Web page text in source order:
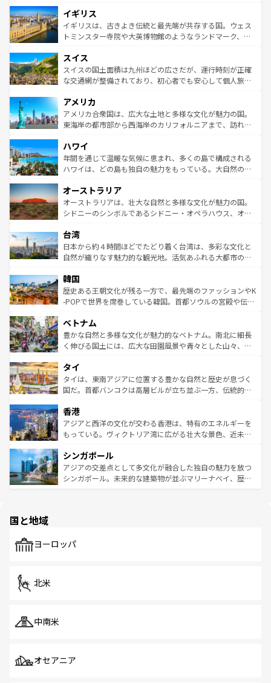
いる。シャンパンの発祥地であるランス、プロヴァンスの
香り高いラベンダー畑など、多彩な楽しみ方が可能だ。さ
らに、パリ以外の地域にも魅力が溢れており、どの街角に
れる地方に足を運ぶとそれぞれで全く異なる文化を体験で
きるだろう。 なお、新着のフランス情報はコンテンツ一覧
を参照してほしい。
顔を持つこの国は、どこを歩いても飽きることがない。ベ
ルリンの文化的活気、バイエルン州のアルプスの絶景、そ
してライン川沿いのワイン畑といった風景は必見。ビール
は、お酒好きな人にはぜひ体験してほしい。 なお、新着の
ドイツ情報はコンテンツ一覧を参照してほしい。
イギリス
イギリスは、古きよき伝統と最先端が共存する国。ウェス
トミンスター寺院や大英博物館のようなランドマーク、歴
リアごとに異なる魅力がある。また、優雅なアフタヌーン
ティー、ビール好きにはたまらない英国パブ、サッカー観
戦など、本場だからこそできる体験も豊富。イギリスを旅
ンツ一覧を参照してほしい。
スイス
スイスの国土面積は九州ほどの広さだが、運行時刻が正確
な交通網が整備されており、初心者でも安心して個人旅行
の建物がそのまま残る町や、スイスならではのユニークな
博物館もあり、アルプス観光だけでなく町歩きも満喫する
ことができる。国民の所得が高いため物価も高いが、旅行
ば市内交通費無料で観光を楽しむこともできる。 なお、新
着のスイス情報はコンテンツ一覧 を参照してほしい。
アメリカ
アメリカ合衆国は、広大な土地と多様な文化が魅力の国。
東海岸の都市部から西海岸のカリフォルニアまで、訪れる
のような巨大都市は、観光、ショッピング、エンターテイ
ンメントが詰まった刺激的なスポットだ。一方、アメリカ
西部には大自然が広がり、グランドキャニオンやイエロー
部のニューオーリンズでは、音楽と美食が融合した独特の
文化が魅力。旅行者はアメリカの各地域で異なる魅力を楽
しみながら、その多様性と豊かな歴史を感じることができ
ならではの贅沢な旅のスタイルだ。 なお、新着のアメリカ
情報はコンテンツ一覧を参照してほしい。
ハワイ
年間を通じて温暖な気候に恵まれ、多くの島で構成される
ハワイは、どの島も独自の魅力をもっている。大自然の神
ワイ島は見逃せない。また、定番の観光地といえばオアフ
島だが、静かな自然を求めるならマウイ島やカウアイ島が
おすすめ。エメラルドグリーンに輝く海をはじめ、豊かな
れるおもてなしの心で訪れる人々を迎えてくれるハワイの
人々、おいしいローカルフードやハワイアンミュージッ
ク、伝統的なフラダンスなど、すべてがハワイの魅力を彩
ワイを、存分に味わってほしい。 なお、新着のハワイ情報
はコンテンツ一覧を参照してほしい。
オーストラリア
オーストラリアは、壮大な自然と多様な文化が魅力の国。
シドニーのシンボルであるシドニー・オペラハウス、オー
リアリーフや大陸中央部にそびえるウルル（エアーズロッ
ク）、タスマニアの美しい原生林やケアンズの熱帯雨林な
ど、見どころがたくさん。また、カフェやワイン、オージ
いる。アクティビティも充実しており、サーフィンやダイ
ビング、ハイキングなど、アウトドア好きにはたまらな
い。オーストラリアの多彩な魅力を存分に味わいつくそ
参照してほしい。
台湾
日本から約４時間ほどでたどり着く台湾は、多彩な文化と
自然が織りなす魅力的な観光地。活気あふれる大都市の台
ン）、静ひつな山岳地帯である台湾東部など、都市の喧騒
と山間の静けさが共存しており、訪れる人に新しい発見と
驚きをもたらしてくれる。また、奥深い台湾の食文化も魅
容にもいいと評判のスイーツなど、バラエティ豊かな料理
が味わえる。 なお、新着の台湾情報は コンテンツ一覧を参
照してほしい。
韓国
歴史ある王朝文化が残る一方で、最先端のファッションやK
-POPで世界を席巻している韓国。首都ソウルの宮殿や伝統
き、地方に足を延ばせば四季折々の自然美を楽しむことが
できる。そして、キムチや焼肉、絶品のストリートフード
まで、さまざまな韓国料理が待っている。夜には、韓国な
リティに包まれながら、韓国の多彩な魅力を心ゆくまで味
わってみてほしい。 なお、新着の韓国情報はコンテンツ一
覧を参照してほしい。
ベトナム
豊かな自然と多様な文化が魅力的なベトナム。南北に細長
く伸びる国土には、広大な田園風景や青々とした山々、世
急速な発展と共に伝統が息づく。ハノイの古い町並みやホ
ーチミン市のフランス統治時代の建物も、独特の雰囲気を
醸し出している。また、バラエティの豊かさとおいしさで
とつ。フォーやバインミー、ベトナムコーヒーなどは、ぜ
ひ現地で味わいたい。どの地域を訪れてもあたたかい人々
が旅行者を迎えてくれるので、きっと忘れられない旅にな
参照してほしい。
タイ
タイは、東南アジアに位置する豊かな自然と歴史が息づく
国だ。首都バンコクは高層ビルが立ち並ぶ一方、伝統的な
の活気が交差している。北部ではチェンマイなどの山岳地
帯で自然と触れ合い、南部ではプーケットやクラビの美し
いビーチでリゾート気分を楽しむことができる。タイ料理
激する。気候は一年中温暖で、どの季節にも異なる楽しみ
が待っている。親しみやすいタイの人々、仏教を中心とし
た文化、そして多様な観光資源が、訪れる旅人を魅了し続
香港
アジアと西洋の文化が交わる香港は、特有のエネルギーを
もっている。ヴィクトリア湾に広がる壮大な景色、近未来
み、どこを訪れても感動するはず。観光スポットが密集し
ており、効率よく見どころを回れるのも魅力。息をのむよ
うな絶景から文化的な体験まで、香港を存分に楽しみ尽く
シンガポール
アジアの交差点として多文化が融合した独自の魅力を放つ
シンガポール。未来的な建築物が並ぶマリーナベイ、歴史
で、ホーカーズは地元の風情を楽しめる外せないスポット
国と地域
ヨーロッパ
北米
中南米
オセアニア